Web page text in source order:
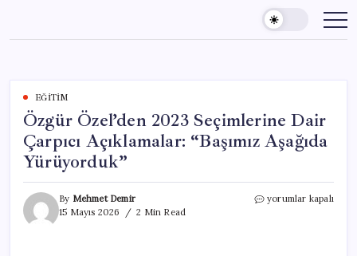
content
EĞITIM
Özgür Özel’den 2023 Seçimlerine Dair
Çarpıcı Açıklamalar: “Başımız Aşağıda
Yürüyorduk”
By Mehmet Demir
15 Mayıs 2026
2 Min Read
Özgür
yorumlar kapalı